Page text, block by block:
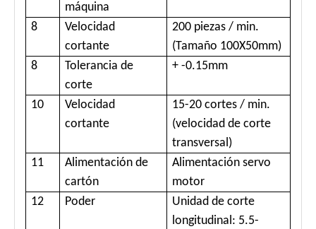
máquina
8
Velocidad
cortante
200 piezas / min.
(Tamaño 100X50mm)
8
Tolerancia de
corte
+ -0.15mm
10
Velocidad
cortante
15-20 cortes / min.
(velocidad de corte
transversal)
11
Alimentación de
cartón
Alimentación servo
motor
12
Poder
Unidad de corte
longitudinal: 5.5-